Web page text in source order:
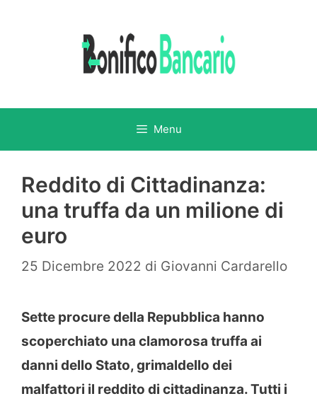
Menu
Reddito di Cittadinanza:
una truffa da un milione di
euro
25 Dicembre 2022 di Giovanni Cardarello
Sette procure della Repubblica hanno
scoperchiato una clamorosa truffa ai
danni dello Stato, grimaldello dei
malfattori il reddito di cittadinanza. Tutti i